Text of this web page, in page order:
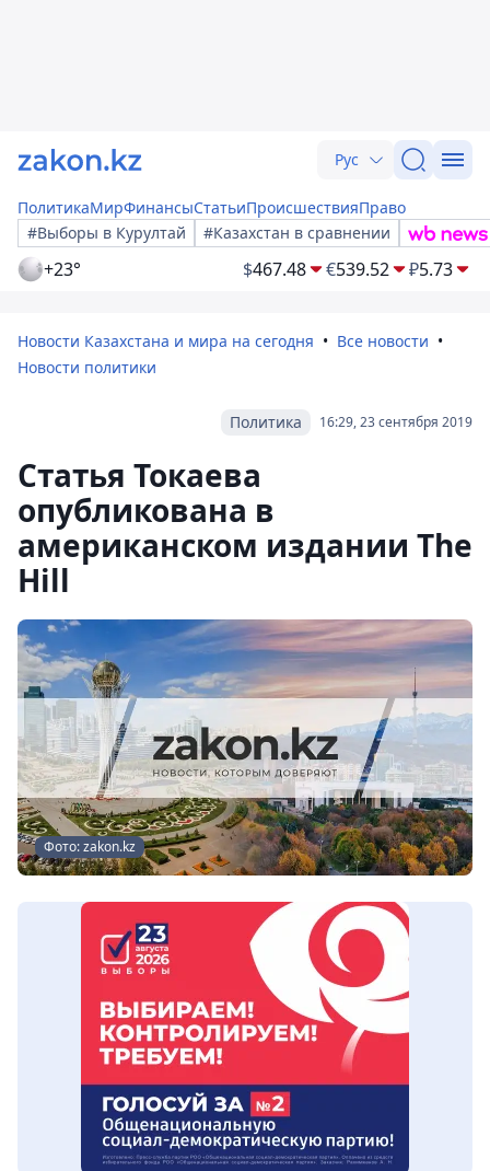
Рус
ПолитикаМирФинансыСтатьиПроисшествияПраво
#Выборы в Курултай
#Казахстан в сравнении
+23° $467.48 €539.52 ₽5.73
Новости Казахстана и мира на сегодня
Все новости
Новости политики
16:29, 23 сентября 2019
Политика
Статья Токаева
опубликована в
американском издании The
Hill
Фото: zakon.kz